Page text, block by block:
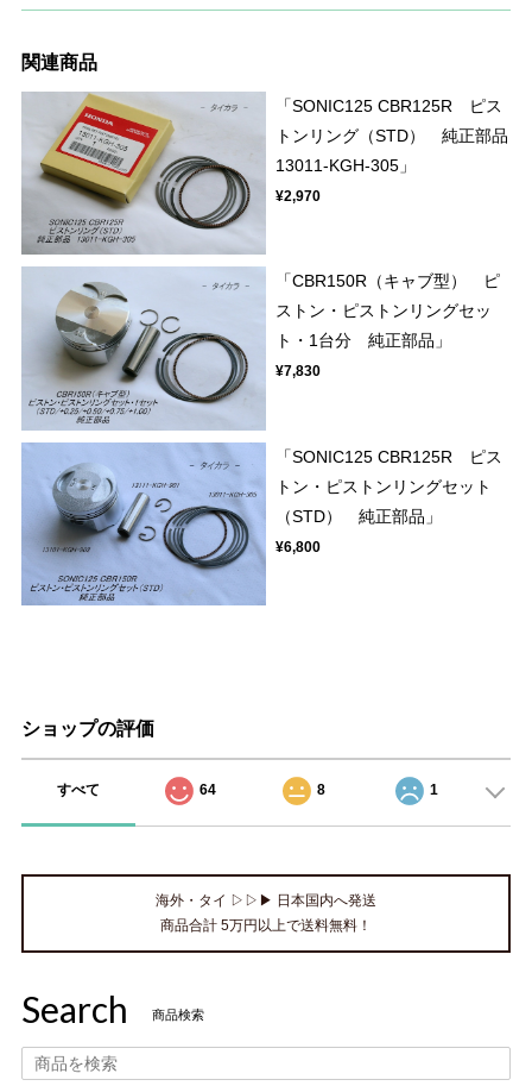
関連商品
「SONIC125 CBR125R ピス
トンリング（STD） 純正部品
13011-KGH-305」
¥2,970
「CBR150R（キャブ型） ピ
ストン・ピストンリングセッ
ト・1台分 純正部品」
¥7,830
「SONIC125 CBR125R ピス
トン・ピストンリングセット
（STD） 純正部品」
¥6,800
ショップの評価
すべて 64 8 1
海外・タイ ▷▷▶ 日本国内へ発送
商品合計 5万円以上で送料無料！
Search 商品検索